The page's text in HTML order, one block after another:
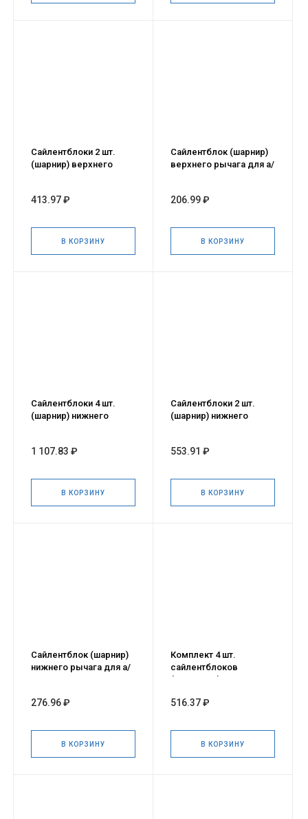
Сайлентблоки 2 шт.
(шарнир) верхнего
413.97 ₽
В КОРЗИНУ
Сайлентблок (шарнир)
верхнего рычага для а/
206.99 ₽
В КОРЗИНУ
Сайлентблоки 4 шт.
(шарнир) нижнего
1 107.83 ₽
В КОРЗИНУ
Сайлентблоки 2 шт.
(шарнир) нижнего
553.91 ₽
В КОРЗИНУ
Сайлентблок (шарнир)
нижнего рычага для а/
276.96 ₽
В КОРЗИНУ
Комплект 4 шт.
сайлентблоков
(шарниров) рычага
для а/м LADA Largus,
516.37 ₽
В КОРЗИНУ